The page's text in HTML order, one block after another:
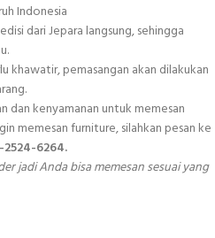
Indonesia
dari Jepara langsung, sehingga
khawatir, pemasangan akan dilakukan
dan kenyamanan untuk memesan
memesan furniture, silahkan pesan ke
2524-6264.
jadi Anda bisa memesan sesuai yang